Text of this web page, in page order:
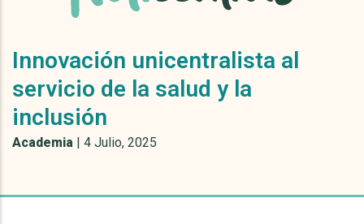
Innovación unicentralista al
servicio de la salud y la
inclusión
Academia | 4 Julio, 2025